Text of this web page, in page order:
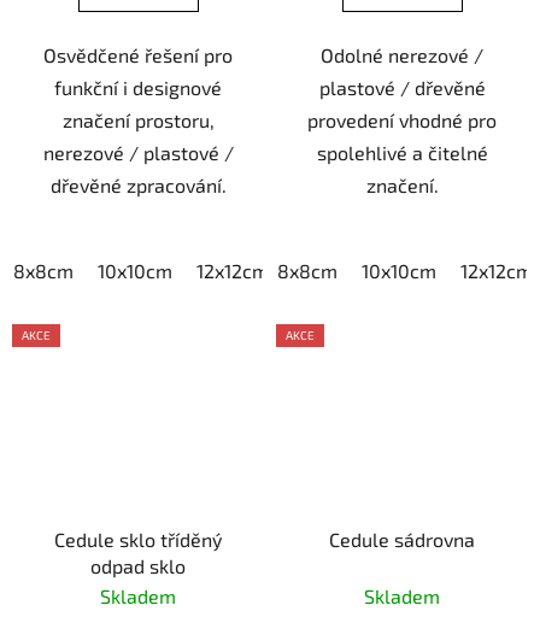
Osvědčené řešení pro
funkční i designové
značení prostoru,
nerezové / plastové /
dřevěné zpracování.
8x8cm 10x10cm 12x12cm 15x15cm 20x20cm
Odolné nerezové /
plastové / dřevěné
provedení vhodné pro
spolehlivé a čitelné
značení.
8x8cm 10x10cm 12x12cm
AKCE
Cedule sklo tříděný
odpad sklo
Skladem
AKCE
Cedule sádrovna
Skladem